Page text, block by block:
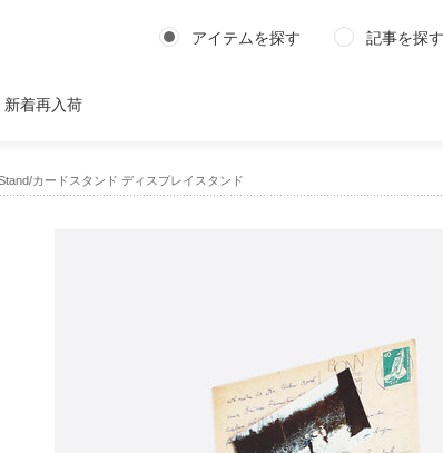
アイテムを探す 記事を探す
新着再入荷
カードスタンド ディスプレイスタンド